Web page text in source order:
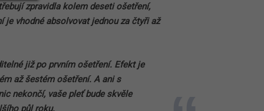
zpravidla kolem deseti ošetření,
je vhodné absolvovat jednou za čtyři až
již po prvním ošetření. Efekt je
až šestém ošetření. A ani s
nekončí, vaše pleť bude skvěle
půl roku.